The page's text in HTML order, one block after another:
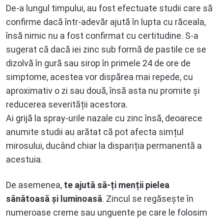
De-a lungul timpului, au fost efectuate studii care să
confirme dacă într-adevăr ajută în lupta cu răceala,
însă nimic nu a fost confirmat cu certitudine. S-a
sugerat că dacă iei zinc sub formă de pastile ce se
dizolvă în gură sau sirop în primele 24 de ore de
simptome, acestea vor dispărea mai repede, cu
aproximativ o zi sau două, însă asta nu promite și
reducerea severității acestora.
Ai grijă la spray-urile nazale cu zinc însă, deoarece
anumite studii au arătat că pot afecta simțul
mirosului, ducând chiar la dispariția permanentă a
acestuia.
De asemenea, te ajută să-ți menții pielea
sănătoasă și luminoasă. Zincul se regăsește în
numeroase creme sau unguente pe care le folosim